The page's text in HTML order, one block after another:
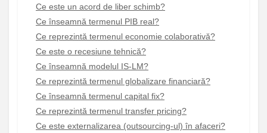
Ce este un acord de liber schimb?
Ce înseamnă termenul PIB real?
Ce reprezintă termenul economie colaborativă?
Ce este o recesiune tehnică?
Ce înseamnă modelul IS-LM?
Ce reprezintă termenul globalizare financiară?
Ce înseamnă termenul capital fix?
Ce reprezintă termenul transfer pricing?
Ce este externalizarea (outsourcing-ul) în afaceri?